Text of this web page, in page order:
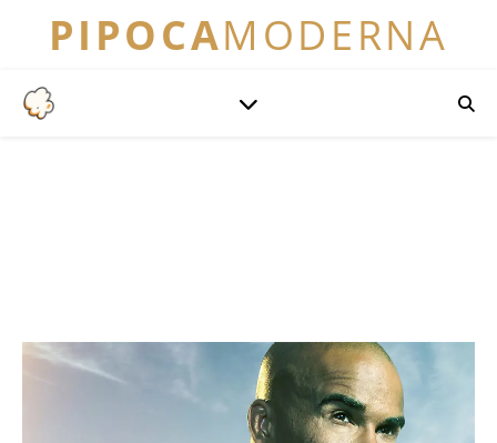
PIPOCAMODERNA